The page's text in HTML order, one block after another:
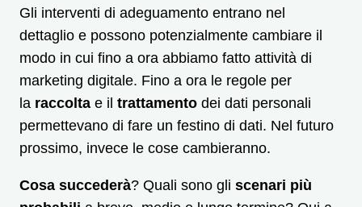
Gli interventi di adeguamento entrano nel
dettaglio e possono potenzialmente cambiare il
modo in cui fino a ora abbiamo fatto attività di
marketing digitale. Fino a ora le regole per
la raccolta e il trattamento dei dati personali
permettevano di fare un festino di dati. Nel futuro
prossimo, invece le cose cambieranno.
Cosa succederà? Quali sono gli scenari più